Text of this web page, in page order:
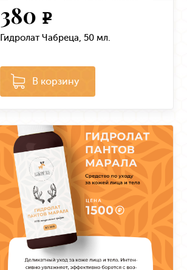
380 e
Гидролат Чабреца, 50 мл.
В корзину